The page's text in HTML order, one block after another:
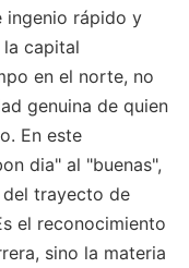
ingenio rápido y
capital
en el norte, no
genuina de quien
En este
dia" al "buenas",
del trayecto de
el reconocimiento
sino la materia